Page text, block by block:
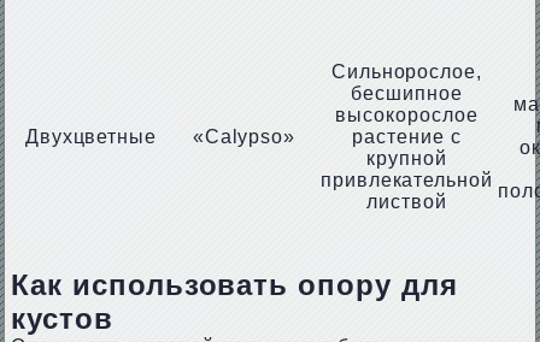
Двухцветные «Calypso»
Сильнорослое,
бесшипное
высокорослое
растение с
крупной
привлекательной
листвой
Как использовать опору для
кустов